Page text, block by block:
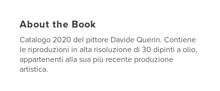
About the Book
Catalogo 2020 del pittore Davide Querin. Contiene
le riproduzioni in alta risoluzione di 30 dipinti a olio,
appartenenti alla sua più recente produzione
artistica.